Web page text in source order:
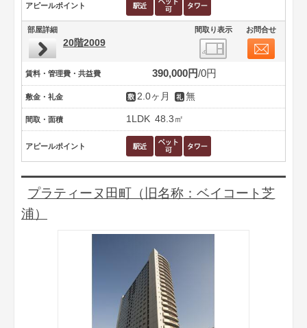
アピールポイント
部屋詳細 間取り表示 お問合せ
20階2009
賃料・管理費・共益費 390,000円 0円
敷金・礼金 2.0ヶ月 無
間取・面積 1LDK 48.3㎡
アピールポイント
プラティーヌ田町（旧名称：ベイコート芝
浦）